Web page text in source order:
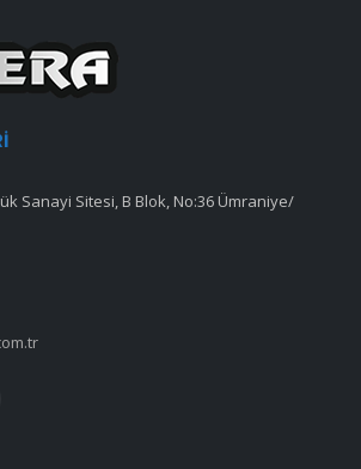
Sanayi Sitesi, B Blok, No:36 Ümraniye/